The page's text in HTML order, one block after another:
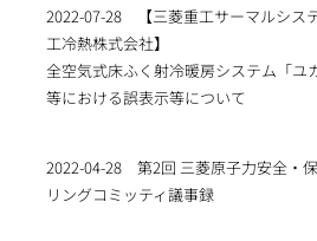
2022-07-28
【三菱重工サーマルシ
工冷熱株式会社】
全空気式床ふく射冷暖房システム「ユ
等における誤表示等について
2022-04-28
第2回 三菱原子力安全・
リングコミッティ議事録